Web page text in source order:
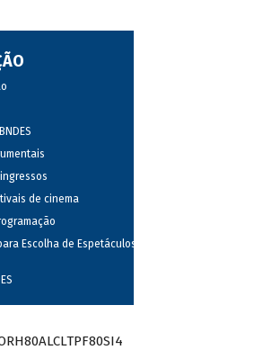
de cinema
Escolha de Espetáculos